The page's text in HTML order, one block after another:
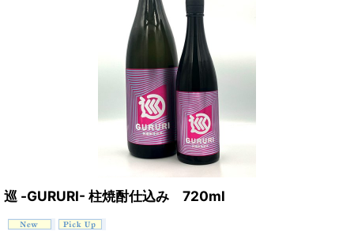
巡 -GURURI- 柱焼酎仕込み 720ml